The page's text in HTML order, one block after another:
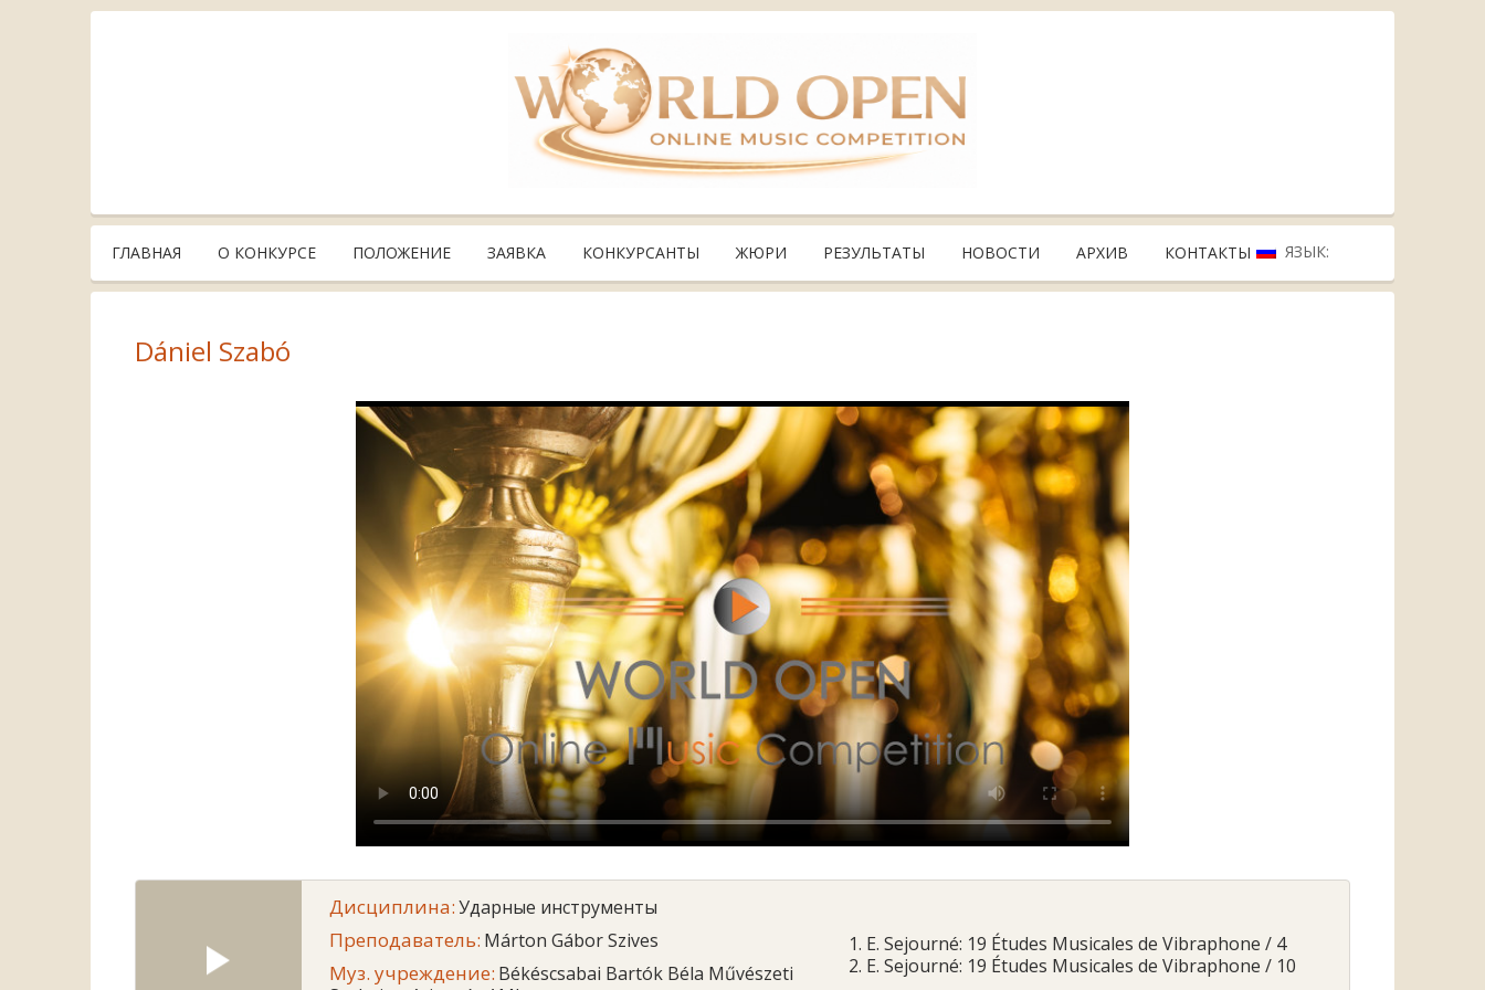
ГЛАВНАЯ О КОНКУРСЕ ПОЛОЖЕНИЕ ЗАЯВКА КОНКУРСАНТЫ ЖЮРИ РЕЗУЛЬТАТЫ НОВОСТИ АРХИВ КОНТАКТЫ ЯЗЫК:
Dániel Szabó
Дисциплина:Ударные инструменты
Преподаватель: Márton Gábor Szives
Муз. учреждение: Békéscsabai Bartók Béla Művészeti
1. E. Sejourné: 19 Études Musicales de Vibraphone / 4
2. E. Sejourné: 19 Études Musicales de Vibraphone / 10